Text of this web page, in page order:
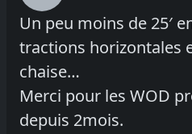
Un peu moins de 25′
tractions horizontales
chaise…
Merci pour les WOD
depuis 2mois.